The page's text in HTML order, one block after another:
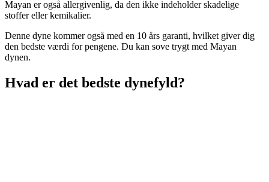
Mayan er også allergivenlig, da den ikke indeholder skadelige
stoffer eller kemikalier.
Denne dyne kommer også med en 10 års garanti, hvilket giver dig
den bedste værdi for pengene. Du kan sove trygt med Mayan
dynen.
Hvad er det bedste dynefyld?